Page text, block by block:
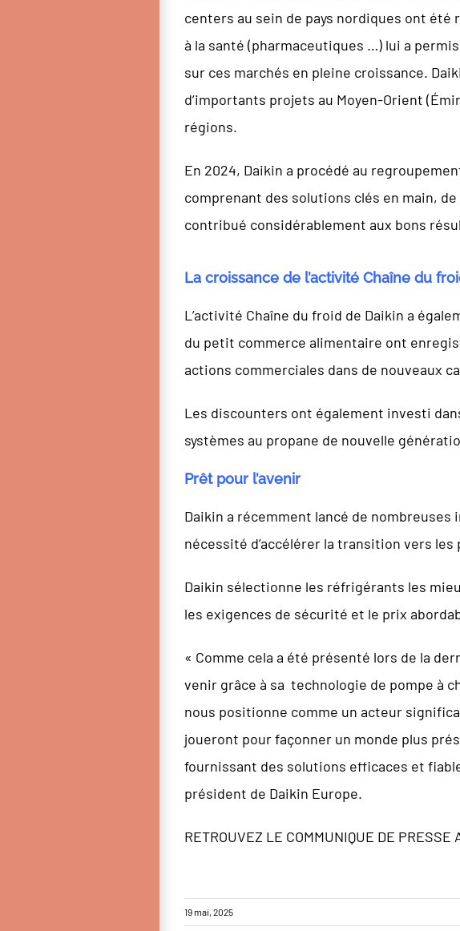
centers au sein de pays nordiques ont
à la santé (pharmaceutiques …) lui a
sur ces marchés en pleine croissance.
d’importants projets au Moyen-Orient
régions.
En 2024, Daikin a procédé au
comprenant des solutions clés en main,
contribué considérablement aux bons
La croissance de l’activité Chaîne du
L’activité Chaîne du froid de Daikin a
du petit commerce alimentaire ont
actions commerciales dans de nouveaux
Les discounters ont également investi
systèmes au propane de nouvelle
Prêt pour l’avenir
Daikin a récemment lancé de
nécessité d’accélérer la transition vers les
Daikin sélectionne les réfrigérants les
les exigences de sécurité et le prix
« Comme cela a été présenté lors de la
venir grâce à sa technologie de pompe à
nous positionne comme un acteur
joueront pour façonner un monde plus
fournissant des solutions efficaces et
président de Daikin Europe.
RETROUVEZ LE COMMUNIQUE DE
19 mai, 2025